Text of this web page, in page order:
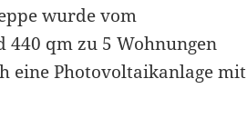
wurde vom
qm zu 5 Wohnungen
eine Photovoltaikanlage mit